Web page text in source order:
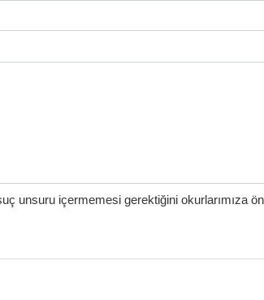
unsuru içermemesi gerektiğini okurlarımıza